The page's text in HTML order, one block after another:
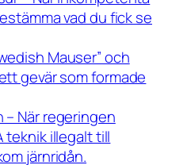
vad du fick se
Mauser” och
gevär som formade
När regeringen
teknik illegalt till
järnridån.